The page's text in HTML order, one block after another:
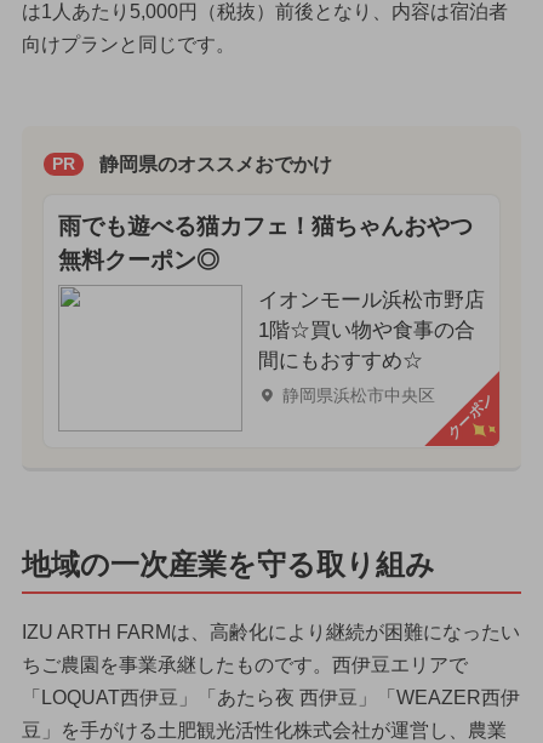
は1人あたり5,000円（税抜）前後となり、内容は宿泊者
向けプランと同じです。
PR 静岡県のオススメおでかけ
雨でも遊べる猫カフェ！猫ちゃんおやつ
無料クーポン◎
イオンモール浜松市野店
1階☆買い物や食事の合
間にもおすすめ☆
静岡県浜松市中央区 クーポン
地域の一次産業を守る取り組み
IZU ARTH FARMは、高齢化により継続が困難になったい
ちご農園を事業承継したものです。西伊豆エリアで
「LOQUAT西伊豆」「あたら夜 西伊豆」「WEAZER西伊
豆」を手がける土肥観光活性化株式会社が運営し、農業